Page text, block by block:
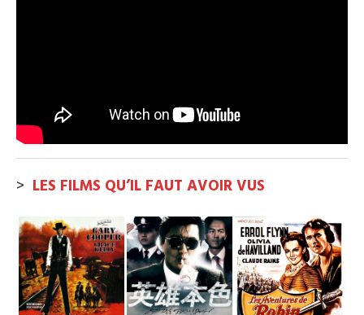
> LES FILMS QU’IL FAUT AVOIR VUS